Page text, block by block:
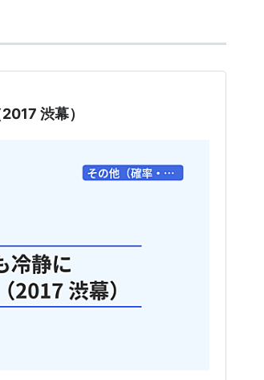
渋幕）